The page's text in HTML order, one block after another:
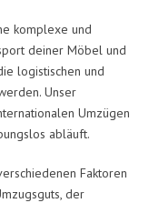
komplexe und
deiner Möbel und
logistischen und
Unser
Umzügen
abläuft.
Faktoren
der